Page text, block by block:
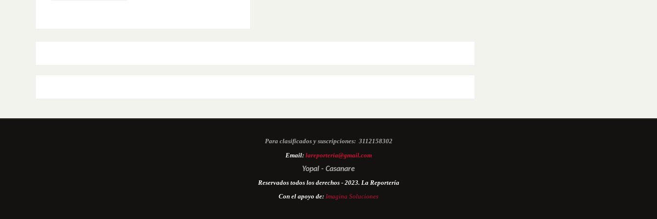
Para clasificados y suscripciones: 3112158302
Email: lareporteria@gmail.com
Yopal - Casanare
Reservados todos los derechos - 2023. La Reportería
Con el apoyo de: Imagina Soluciones